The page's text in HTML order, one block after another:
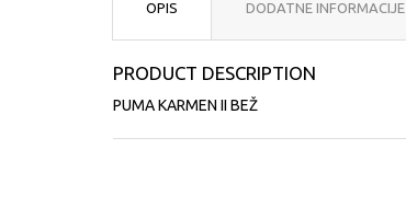
OPIS DODATNE INFORMACIJE
PRODUCT DESCRIPTION
PUMA KARMEN II BEŽ